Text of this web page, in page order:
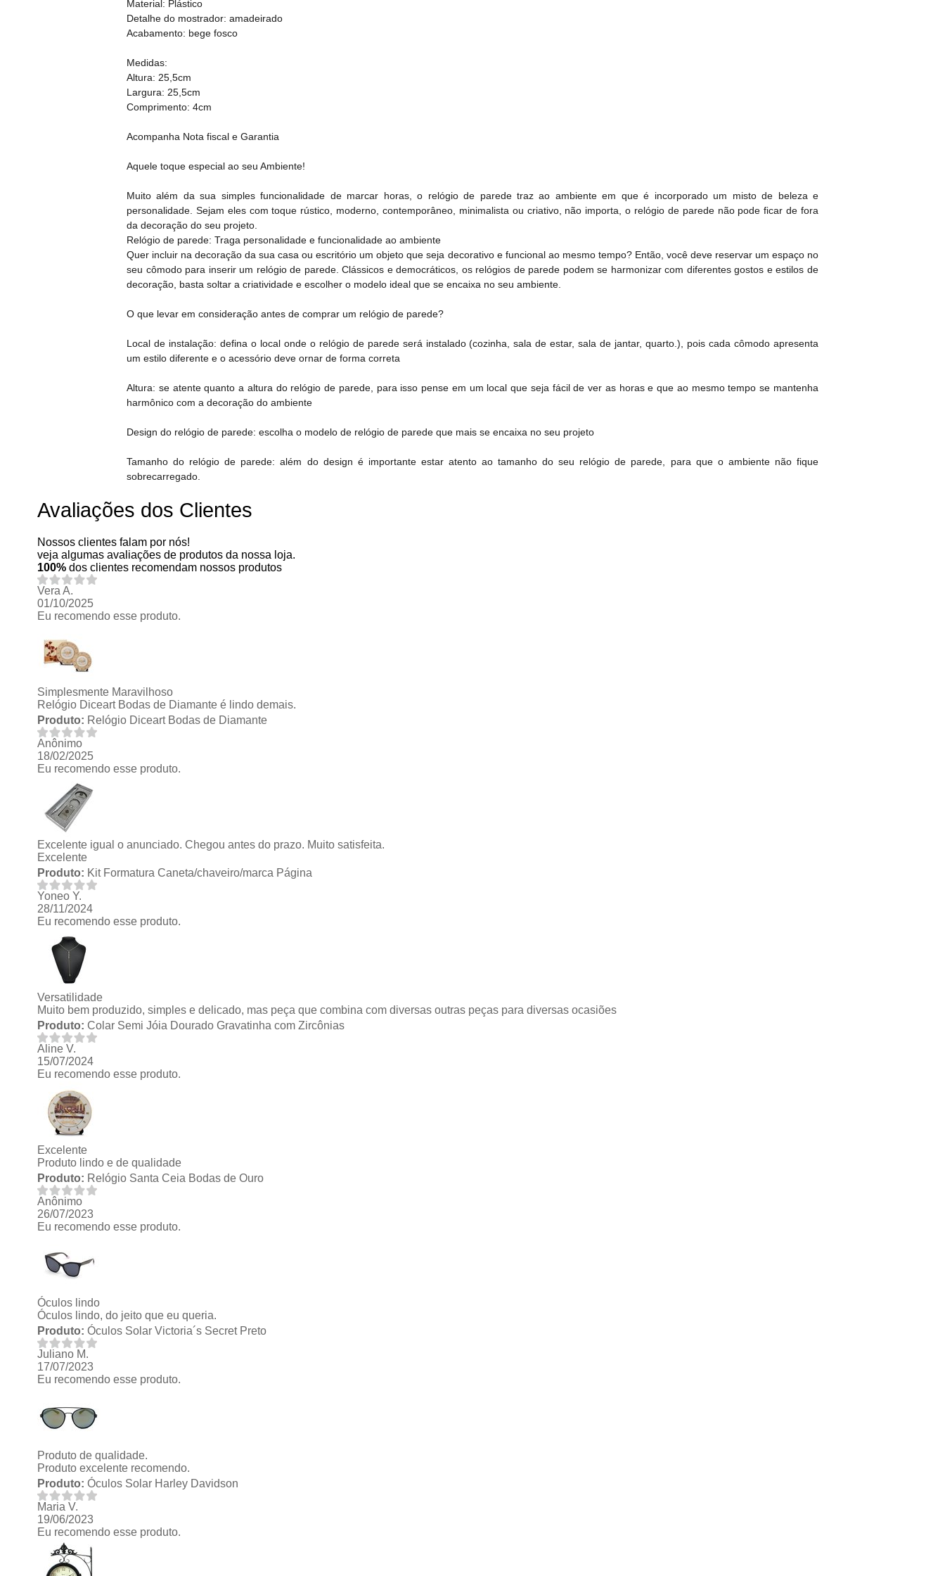
Material: Plástico
Detalhe do mostrador: amadeirado
Acabamento: bege fosco
Medidas:
Altura: 25,5cm
Largura: 25,5cm
Comprimento: 4cm
Acompanha Nota fiscal e Garantia
Aquele toque especial ao seu Ambiente!
Muito além da sua simples funcionalidade de marcar horas, o relógio de parede traz ao ambiente em que é incorporado um misto de beleza e
personalidade. Sejam eles com toque rústico, moderno, contemporâneo, minimalista ou criativo, não importa, o relógio de parede não pode ficar de fora
da decoração do seu projeto.
Relógio de parede: Traga personalidade e funcionalidade ao ambiente
Quer incluir na decoração da sua casa ou escritório um objeto que seja decorativo e funcional ao mesmo tempo? Então, você deve reservar um espaço no
seu cômodo para inserir um relógio de parede. Clássicos e democráticos, os relógios de parede podem se harmonizar com diferentes gostos e estilos de
decoração, basta soltar a criatividade e escolher o modelo ideal que se encaixa no seu ambiente.
O que levar em consideração antes de comprar um relógio de parede?
Local de instalação: defina o local onde o relógio de parede será instalado (cozinha, sala de estar, sala de jantar, quarto.), pois cada cômodo apresenta
um estilo diferente e o acessório deve ornar de forma correta
Altura: se atente quanto a altura do relógio de parede, para isso pense em um local que seja fácil de ver as horas e que ao mesmo tempo se mantenha
harmônico com a decoração do ambiente
Design do relógio de parede: escolha o modelo de relógio de parede que mais se encaixa no seu projeto
Tamanho do relógio de parede: além do design é importante estar atento ao tamanho do seu relógio de parede, para que o ambiente não fique
sobrecarregado.
Avaliações dos Clientes
Nossos clientes falam por nós!
veja algumas avaliações de produtos da nossa loja.
100% dos clientes recomendam nossos produtos
Vera A.
01/10/2025
Eu recomendo esse produto.
Simplesmente Maravilhoso
Relógio Diceart Bodas de Diamante é lindo demais.
Produto: Relógio Diceart Bodas de Diamante
Anônimo
18/02/2025
Eu recomendo esse produto.
Excelente igual o anunciado. Chegou antes do prazo. Muito satisfeita.
Excelente
Produto: Kit Formatura Caneta/chaveiro/marca Página
Yoneo Y.
28/11/2024
Eu recomendo esse produto.
Versatilidade
Muito bem produzido, simples e delicado, mas peça que combina com diversas outras peças para diversas ocasiões
Produto: Colar Semi Jóia Dourado Gravatinha com Zircônias
Aline V.
15/07/2024
Eu recomendo esse produto.
Excelente
Produto lindo e de qualidade
Produto: Relógio Santa Ceia Bodas de Ouro
Anônimo
26/07/2023
Eu recomendo esse produto.
Óculos lindo
Óculos lindo, do jeito que eu queria.
Produto: Óculos Solar Victoria´s Secret Preto
Juliano M.
17/07/2023
Eu recomendo esse produto.
Produto de qualidade.
Produto excelente recomendo.
Produto: Óculos Solar Harley Davidson
Maria V.
19/06/2023
Eu recomendo esse produto.